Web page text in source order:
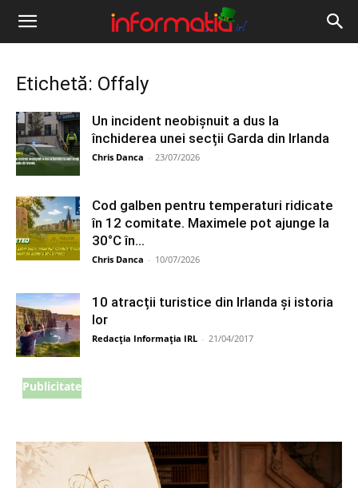
Informația
Etichetă: Offaly
Un incident neobișnuit a dus la
închiderea unei secții Garda din Irlanda
Chris Danca - 23/07/2026
Cod galben pentru temperaturi ridicate
în 12 comitate. Maximele pot ajunge la
30°C în...
Chris Danca - 10/07/2026
10 atracții turistice din Irlanda și istoria
lor
Redacția Informația IRL - 21/04/2017
Publicitate